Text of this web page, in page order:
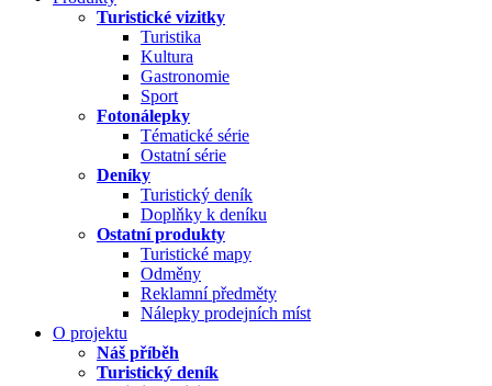
Turistické vizitky
Turistika
Kultura
Gastronomie
Sport
Fotonálepky
Tématické série
Ostatní série
Deníky
Turistický deník
Doplňky k deníku
Ostatní produkty
Turistické mapy
Odměny
Reklamní předměty
Nálepky prodejních míst
O projektu
Náš příběh
Turistický deník